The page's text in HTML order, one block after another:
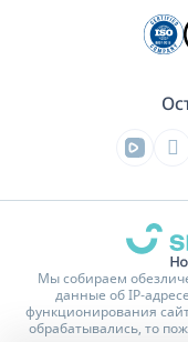
Мы собираем
данные об IP-
функционирования
обрабатывались, то